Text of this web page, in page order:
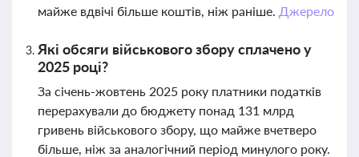
майже вдвічі більше коштів, ніж раніше. Джерело
Які обсяги військового збору сплачено у
2025 році?
За січень-жовтень 2025 року платники податків
перерахували до бюджету понад 131 млрд
гривень військового збору, що майже вчетверо
більше, ніж за аналогічний період минулого року.